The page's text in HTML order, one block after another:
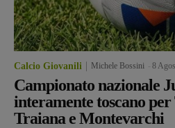
Calcio Giovanili Michele Bossini 8
Campionato nazionale
interamente toscano
Traiana e Montevarchi